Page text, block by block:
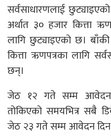
सर्वसाधारणलाई
अर्थात ३० हजार कित्ता
लागि छुट्याइएको छ।
कित्ता ऋणपत्रका लागि
छन्।
जेठ १२ गते सम्म आवेदन
तोकिएको समयभित्र सबै
जेठ २३ गते सम्म आवेदन